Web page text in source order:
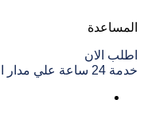
المساعدة
اطلب الان
خدمة 24 ساعة علي مدار الاسبوع